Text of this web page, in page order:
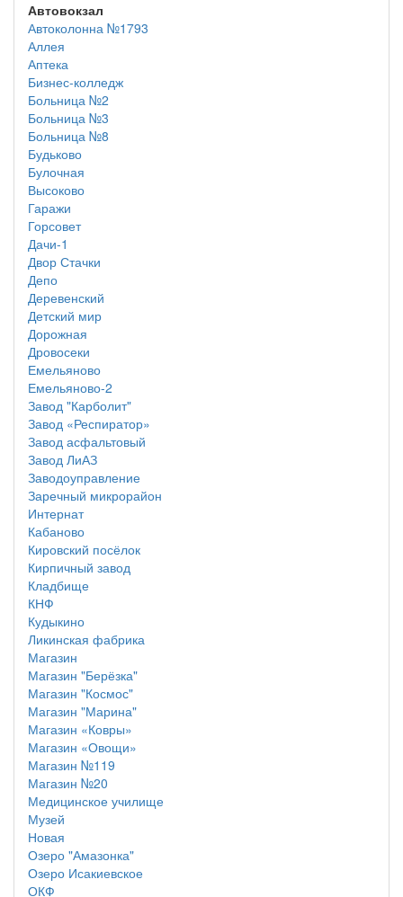
Автовокзал
Автоколонна №1793
Аллея
Аптека
Бизнес-колледж
Больница №2
Больница №3
Больница №8
Будьково
Булочная
Высоково
Гаражи
Горсовет
Дачи-1
Двор Стачки
Депо
Деревенский
Детский мир
Дорожная
Дровосеки
Емельяново
Емельяново-2
Завод "Карболит"
Завод «Респиратор»
Завод асфальтовый
Завод ЛиАЗ
Заводоуправление
Заречный микрорайон
Интернат
Кабаново
Кировский посёлок
Кирпичный завод
Кладбище
КНФ
Кудыкино
Ликинская фабрика
Магазин
Магазин "Берёзка"
Магазин "Космос"
Магазин "Марина"
Магазин «Ковры»
Магазин «Овощи»
Магазин №119
Магазин №20
Медицинское училище
Музей
Новая
Озеро "Амазонка"
Озеро Исакиевское
ОКФ